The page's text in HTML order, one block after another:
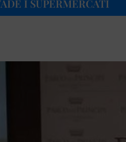
I SUPERMERCATI